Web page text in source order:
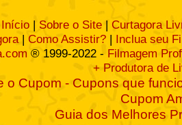
Início | Sobre o Site | Curtagora
| Como Assistir? | Inclua seu
® 1999-2022 - Filmagem
+ Produtora de
o Cupom - Cupons que
Cupom
Guia dos Melhores